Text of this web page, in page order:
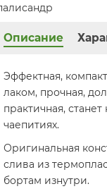
Описание
Эффектная,
лаком, прочная,
практичная,
чаепитиях.
Оригинальная
слива из
бортам изнутри.